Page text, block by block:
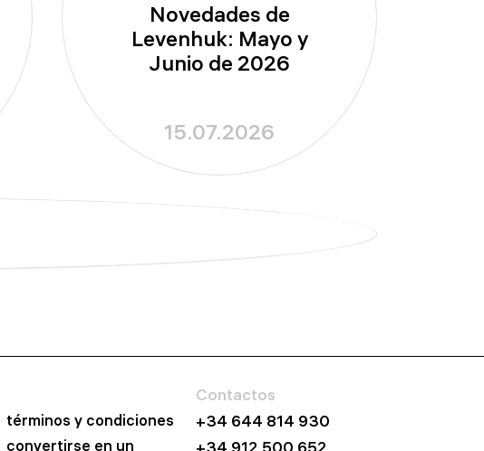
Novedades de
Levenhuk: Mayo y
Junio de 2026
15.07.2026
términos y condiciones
convertirse en un
Contactos
+34 644 814 930
+34 912 500 652